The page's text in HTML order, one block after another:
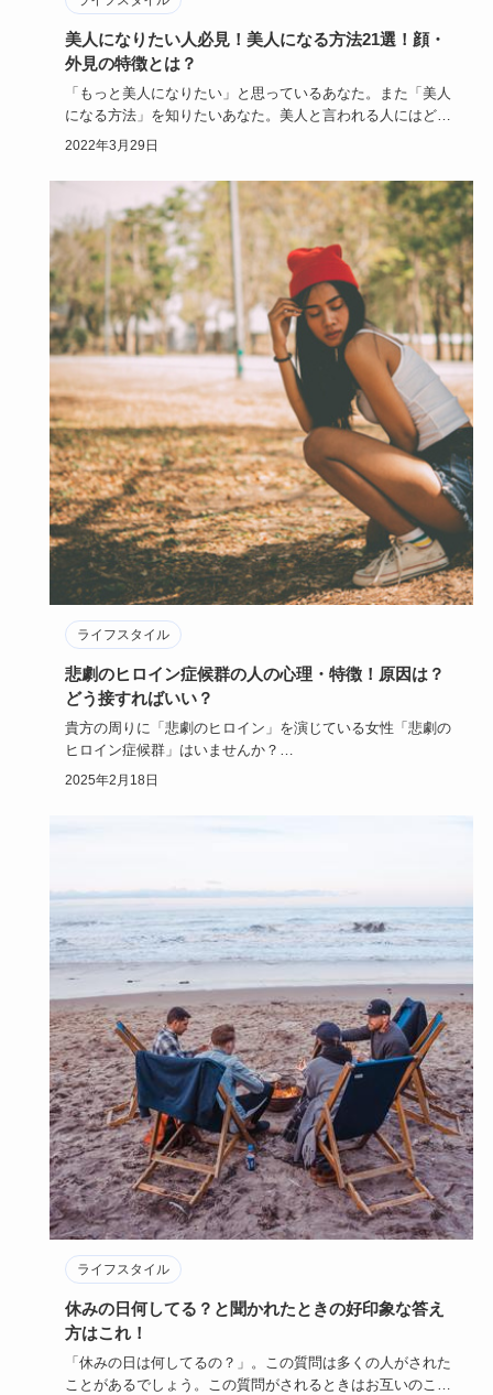
美人になりたい人必見！美人になる方法21選！顔・
外見の特徴とは？
「もっと美人になりたい」と思っているあなた。また「美人
になる方法」を知りたいあなた。美人と言われる人にはどん
な特徴があるで…
2022年3月29日
ライフスタイル
悲劇のヒロイン症候群の人の心理・特徴！原因は？
どう接すればいい？
貴方の周りに「悲劇のヒロイン」を演じている女性「悲劇の
ヒロイン症候群」はいませんか？
物語の世界に浸り「ああ私なんて不幸…
2025年2月18日
ライフスタイル
休みの日何してる？と聞かれたときの好印象な答え
方はこれ！
「休みの日は何してるの？」。この質問は多くの人がされた
ことがあるでしょう。この質問がされるときはお互いのこと